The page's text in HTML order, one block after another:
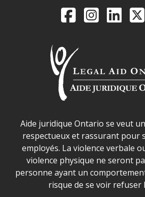
FacebookInstagram X
Déclaration sur la sécurité
Aide juridique Ontario se veut
respectueux et rassurant pour
employés. La violence verbale
violence physique ne seront
personne ayant un
risque de se voir refuser